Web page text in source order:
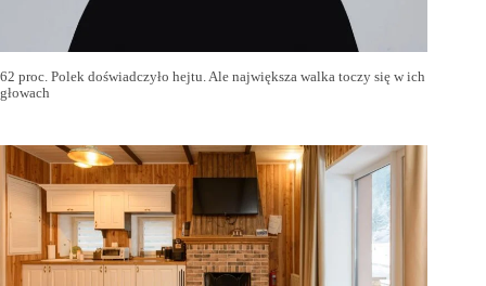
62 proc. Polek doświadczyło hejtu. Ale największa walka toczy się w ich
głowach